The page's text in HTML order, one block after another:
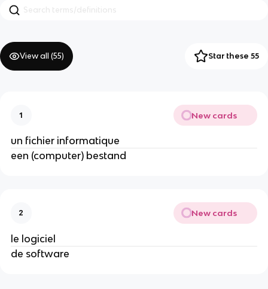
View all (55) Star these 55
1 New cards
un fichier informatique
een (computer) bestand
2 New cards
le logiciel
de software